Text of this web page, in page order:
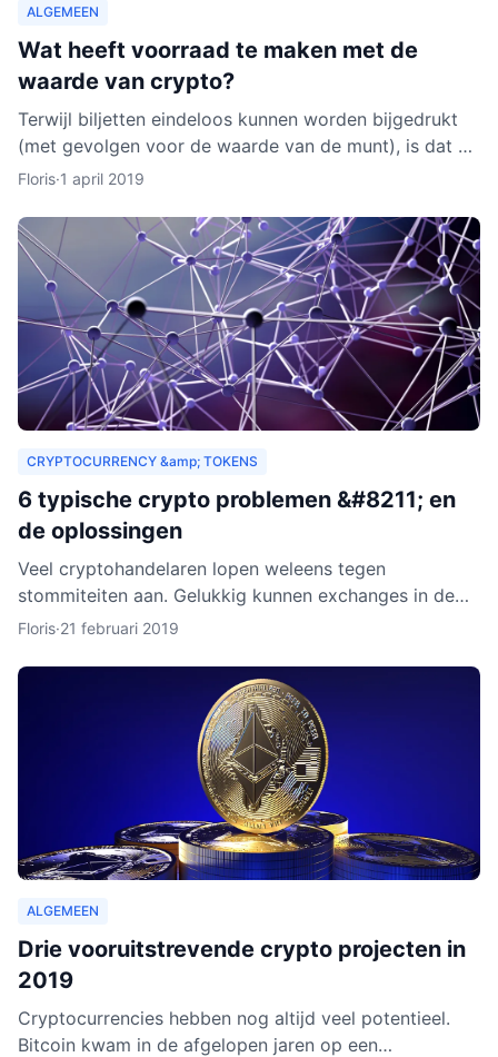
ALGEMEEN
Wat heeft voorraad te maken met de
waarde van crypto?
Terwijl biljetten eindeloos kunnen worden bijgedrukt
(met gevolgen voor de waarde van de munt), is dat bij
cryptocurrencies anders. Hoe werkt dit nu eigenlijk p
Floris·1 april 2019
CRYPTOCURRENCY &amp; TOKENS
6 typische crypto problemen &#8211; en
de oplossingen
Veel cryptohandelaren lopen weleens tegen
stommiteiten aan. Gelukkig kunnen exchanges in de
meeste gevallen helpen. Helaas zijn er ook gevallen
Floris·21 februari 2019
ALGEMEEN
Drie vooruitstrevende crypto projecten in
2019
Cryptocurrencies hebben nog altijd veel potentieel.
Bitcoin kwam in de afgelopen jaren op een